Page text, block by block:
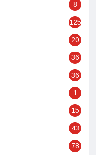
8
125
20
36
36
1
15
43
78